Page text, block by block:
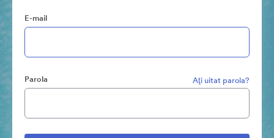
E-mail
Parola Aţi uitat parola?